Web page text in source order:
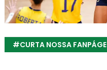
#CURTA NOSSA FANPÁGE